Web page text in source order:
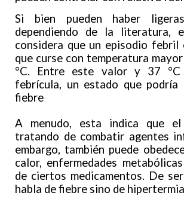
Si bien pueden haber
dependiendo de la literatura,
considera que un episodio febril
que curse con temperatura
°C. Entre este valor y 37
febrícula, un estado que podría
fiebre
A menudo, esta indica que
tratando de combatir agentes
embargo, también puede
calor, enfermedades
de ciertos medicamentos. De
habla de fiebre sino de